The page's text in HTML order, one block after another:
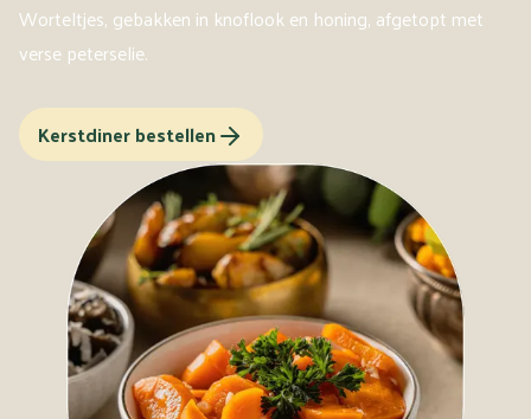
Worteltjes, gebakken in knoflook en honing, afgetopt met
verse peterselie.
Kerstdiner bestellen